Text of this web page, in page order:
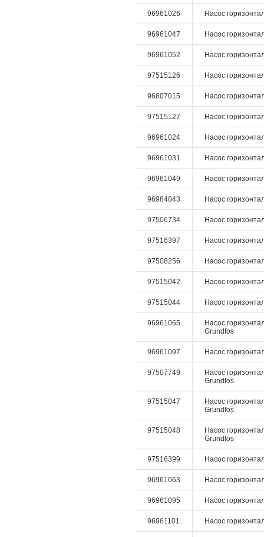
96961026 Насос
96961047 Насос
96961052 Насос
97515126 Насос
96807015 Насос
97515127 Насос
96961024 Насос
96961031 Насос
96961049 Насос
96984043 Насос
97506734 Насос
97516397 Насос
97508256 Насос
97515042 Насос
97515044 Насос
96961065
Насос
Grundfos
96961097 Насос
97507749
Насос
Grundfos
97515047
Насос
Grundfos
97515048
Насос
Grundfos
97516399 Насос
96961063 Насос
96961095 Насос
96961101 Насос